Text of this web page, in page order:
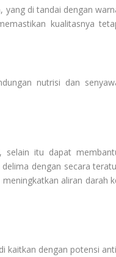
yang di tandai dengan
kualitasnya
nutrisi dan
selain itu dapat
dengan secara
aliran darah
kaitkan dengan potensi